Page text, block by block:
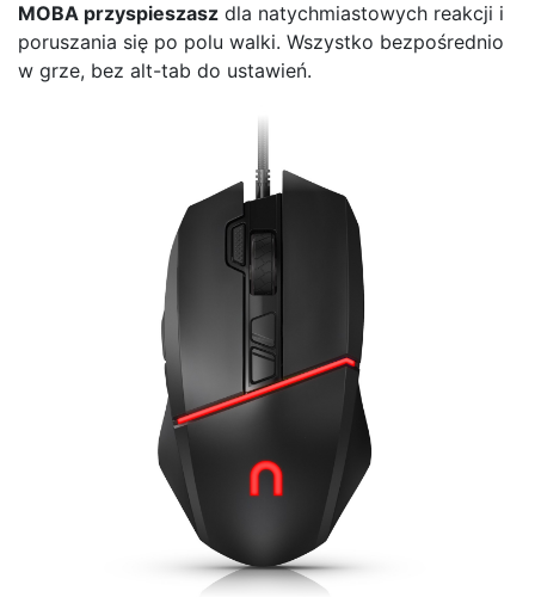
MOBA przyspieszasz dla natychmiastowych reakcji i
poruszania się po polu walki. Wszystko bezpośrednio
w grze, bez alt-tab do ustawień.